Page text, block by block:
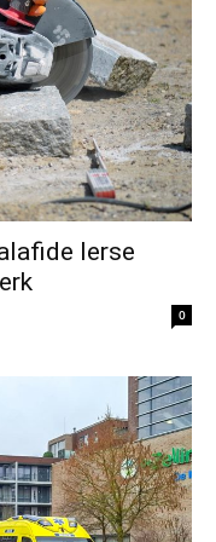
Ierse
0